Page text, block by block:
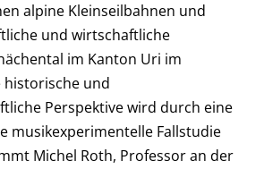
alpine Kleinseilbahnen und
und wirtschaftliche
im Kanton Uri im
und
Perspektive wird durch eine
musikexperimentelle Fallstudie
Michel Roth, Professor an der